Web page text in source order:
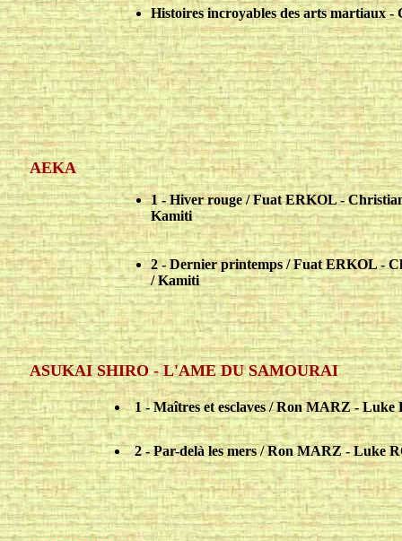
Histoires incroyables des arts martiaux
AEKA
1 - Hiver rouge / Fuat ERKOL -
Kamiti
2 - Dernier printemps / Fuat ERKOL -
/ Kamiti
ASUKAI SHIRO - L'AME DU SAMOURAI
1 - Maîtres et esclaves / Ron MARZ -
2 - Par-delà les mers / Ron MARZ - Luke